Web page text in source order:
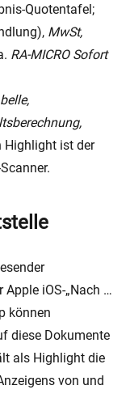
Quotentafel;
MwSt,
RA-MICRO Sofort
Highlight ist der
iOS-„Nach …
können
diese Dokumente
als Highlight die
von und